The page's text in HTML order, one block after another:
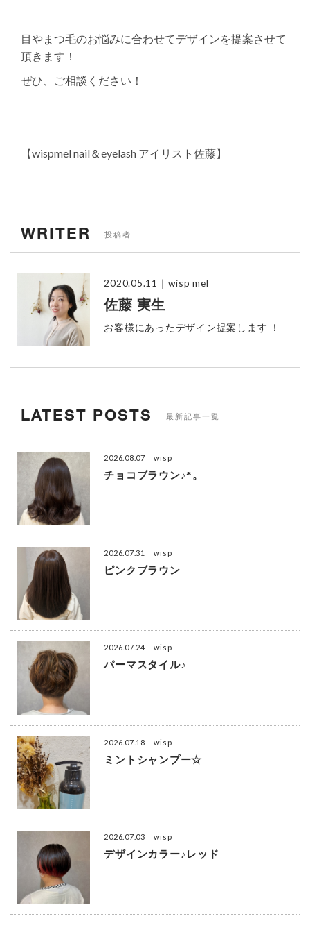
目やまつ毛のお悩みに合わせてデザインを提案させて
頂きます！
ぜひ、ご相談ください！
【wispmel nail＆eyelash アイリスト佐藤】
WRITER 投稿者
2020.05.11 ｜wisp mel
佐藤 実生
お客様にあったデザイン提案します ！
LATEST POSTS 最新記事一覧
2026.08.07 ｜wisp
チョコブラウン♪*。
2026.07.31 ｜wisp
ピンクブラウン
2026.07.24 ｜wisp
パーマスタイル♪
2026.07.18 ｜wisp
ミントシャンプー☆
2026.07.03 ｜wisp
デザインカラー♪レッド